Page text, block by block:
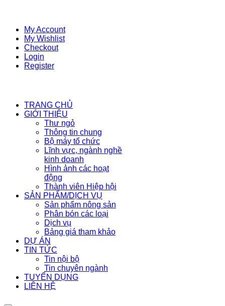
My Account
My Wishlist
Checkout
Login
Register
TRANG CHỦ
GIỚI THIỆU
Thư ngỏ
Thông tin chung
Bộ máy tổ chức
Lĩnh vực, ngành nghề
kinh doanh
Hình ảnh các hoạt
động
Thành viên Hiệp hội
SẢN PHẨM/DỊCH VỤ
Sản phẩm nông sản
Phân bón các loại
Dịch vụ
Bảng giá tham khảo
DỰ ÁN
TIN TỨC
Tin nội bộ
Tin chuyên ngành
TUYỂN DỤNG
LIÊN HỆ